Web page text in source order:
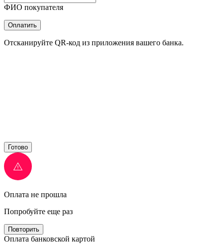
ФИО покупателя
Оплатить
Отсканируйте QR-код из приложения вашего банка.
Готово
Оплата не прошла
Попробуйте еще раз
Повторить
Оплата банковской картой